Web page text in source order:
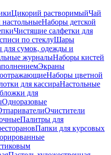
Цикорий растворимыйЧай
Наборы детской
Чистящие салфетки для
по стеклуШары
сумок, одежды и
журналыНаборы кистей
Экраны
Наборы цветной
для кассираНастольные
для
Одноразовые
Очистители
Палитры для
Папки для курсовых